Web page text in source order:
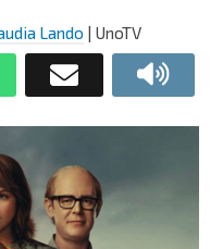
Lando | UnoTV